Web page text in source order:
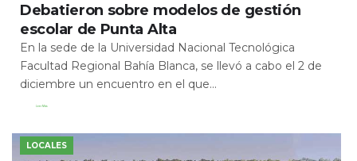
Debatieron sobre modelos de gestión
escolar de Punta Alta
En la sede de la Universidad Nacional Tecnológica
Facultad Regional Bahía Blanca, se llevó a cabo el 2 de
diciembre un encuentro en el que...
Leer Más
LOCALES